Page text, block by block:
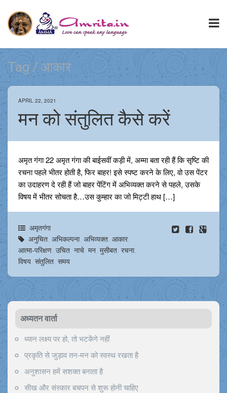
Tag / आकार
APRIL 22, 2021
मन को संतुलित कैसे करें
अमृत गंगा 22 अमृत गंगा की बाईसवीं कड़ी में, अम्मा बता रही हैं कि सृष्टि की
रचना पहले भीतर होती है, फिर बाहर! इसे स्पष्ट करने के लिए, वो उस पेंटर
का उदाहरण दे रही हैं जो बाहर पेंटिंग में अभिव्यक्त करने से पहले, उसके
विषय में भीतर सोचता है…उस कुम्हार का जो मिट्टी हाथ […]
अमृतगंगा
अनुचित, अभिकल्पना, अभिव्यक्त, आकार,
आत्मा-परिक्षण, उचित, नाचे, मन, मुसीबत, रचना,
विषय, संतुलित, समय
अध्यतन वार्ता
ध्यान लक्ष्य पर हो, तो भटकेंगे नहीं
प्रकृति से जुड़ाव तन-मन को स्वस्थ रखता है
अनुशासन हमें सशक्त बनाता है
सीख और संस्कार बचपन से शुरू होनी चाहिए